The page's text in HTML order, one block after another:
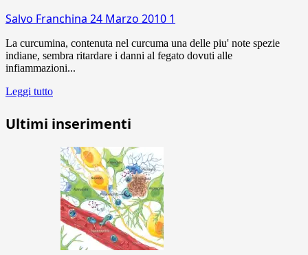
Salvo Franchina 24 Marzo 2010 1
La curcumina, contenuta nel curcuma una delle piu' note spezie
indiane, sembra ritardare i danni al fegato dovuti alle
infiammazioni...
Leggi tutto
Ultimi inserimenti